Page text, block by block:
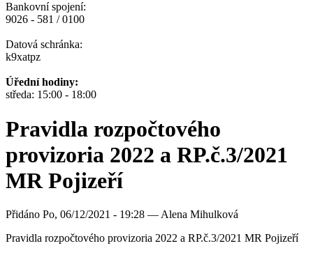
Bankovní spojení:
9026 - 581 / 0100
Datová schránka:
k9xatpz
Úřední hodiny:
středa: 15:00 - 18:00
Pravidla rozpočtového
provizoria 2022 a RP.č.3/2021
MR Pojizeří
Přidáno Po, 06/12/2021 - 19:28 — Alena Mihulková
Pravidla rozpočtového provizoria 2022 a RP.č.3/2021 MR Pojizeří